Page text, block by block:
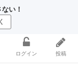
い！
ログイン 投稿